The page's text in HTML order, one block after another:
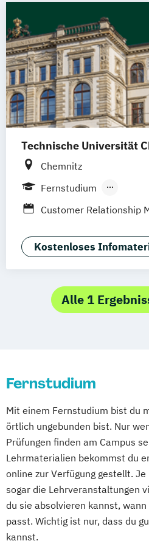
Technische Universität
Chemnitz
Fernstudium
Berufsbegleitendes
Customer Relationship
Event- und Online-
Eventmarketing / Live-
Kostenloses
Alle 1
Fernstudium
Mit einem Fernstudium bist du
örtlich ungebunden bist. Nur
Prüfungen finden am Campus
Lehrmaterialien bekommst du
online zur Verfügung gestellt.
sogar die Lehrveranstaltungen
du sie absolvieren kannst,
passt. Wichtig ist nur, dass du
kannst.